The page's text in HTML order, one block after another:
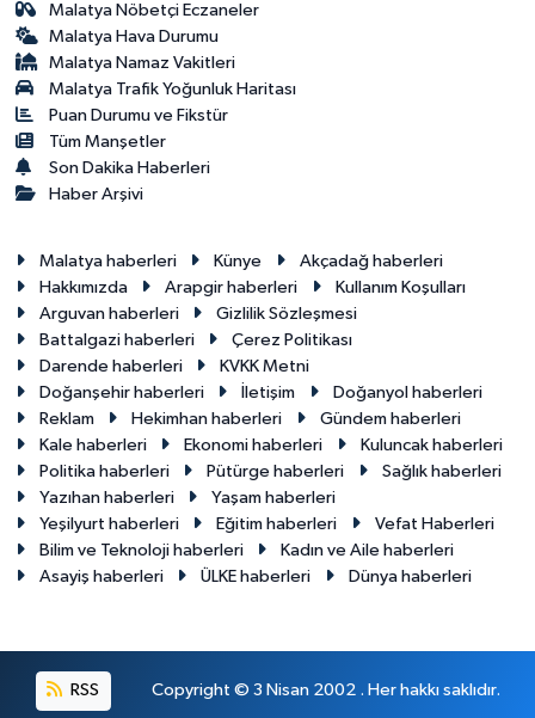
Malatya Nöbetçi Eczaneler
Malatya Hava Durumu
Malatya Namaz Vakitleri
Malatya Trafik Yoğunluk Haritası
Puan Durumu ve Fikstür
Tüm Manşetler
Son Dakika Haberleri
Haber Arşivi
Malatya haberleri Künye
Akçadağ haberleri
Hakkımızda
Arapgir haberleri
Kullanım Koşulları
Arguvan haberleri
Gizlilik Sözleşmesi
Battalgazi haberleri
Çerez Politikası
Darende haberleri
KVKK Metni
Doğanşehir haberleri
İletişim
Doğanyol haberleri
Reklam
Hekimhan haberleri
Gündem haberleri
Kale haberleri
Ekonomi haberleri
Kuluncak haberleri
Politika haberleri
Pütürge haberleri
Sağlık haberleri
Yazıhan haberleri
Yaşam haberleri
Yeşilyurt haberleri
Eğitim haberleri
Vefat Haberleri
Bilim ve Teknoloji haberleri
Kadın ve Aile haberleri
Asayiş haberleri
ÜLKE haberleri Dünya haberleri
RSS Copyright © 3 Nisan 2002 . Her hakkı saklıdır.